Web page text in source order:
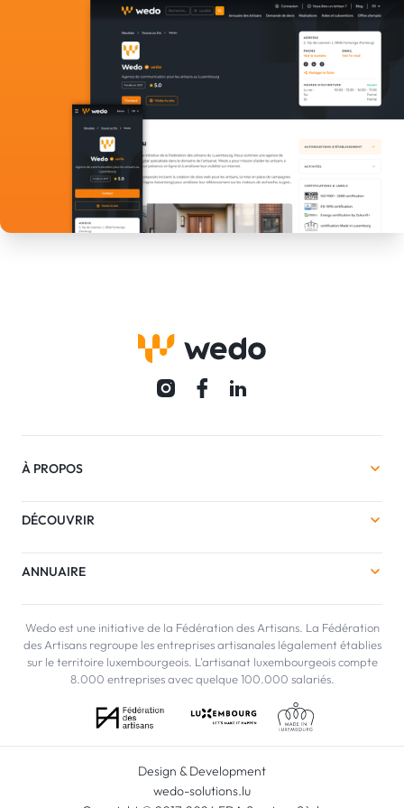
À PROPOS
DÉCOUVRIR
ANNUAIRE
Wedo est une initiative de la Fédération des Artisans. La Fédération
des Artisans regroupe les entreprises artisanales légalement établies
sur le territoire luxembourgeois. L'artisanat luxembourgeois compte
8.000 entreprises avec quelque 100.000 salariés.
Design & Development
wedo-solutions.lu